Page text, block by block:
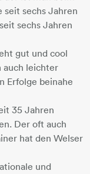
seit sechs Jahren
sechs Jahren
gut und cool
auch leichter
Erfolge beinahe
35 Jahren
Der oft auch
hat den Welser
und